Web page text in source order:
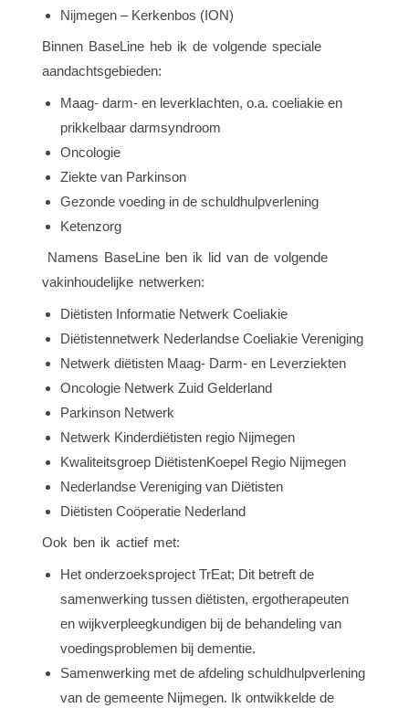
Nijmegen – Kerkenbos (ION)
Binnen BaseLine heb ik de volgende speciale
aandachtsgebieden:
Maag- darm- en leverklachten, o.a. coeliakie en
prikkelbaar darmsyndroom
Oncologie
Ziekte van Parkinson
Gezonde voeding in de schuldhulpverlening
Ketenzorg
Namens BaseLine ben ik lid van de volgende
vakinhoudelijke netwerken:
Diëtisten Informatie Netwerk Coeliakie
Diëtistennetwerk Nederlandse Coeliakie Vereniging
Netwerk diëtisten Maag- Darm- en Leverziekten
Oncologie Netwerk Zuid Gelderland
Parkinson Netwerk
Netwerk Kinderdiëtisten regio Nijmegen
Kwaliteitsgroep DiëtistenKoepel Regio Nijmegen
Nederlandse Vereniging van Diëtisten
Diëtisten Coöperatie Nederland
Ook ben ik actief met:
Het onderzoeksproject TrEat; Dit betreft de
samenwerking tussen diëtisten, ergotherapeuten
en wijkverpleegkundigen bij de behandeling van
voedingsproblemen bij dementie.
Samenwerking met de afdeling schuldhulpverlening
van de gemeente Nijmegen. Ik ontwikkelde de